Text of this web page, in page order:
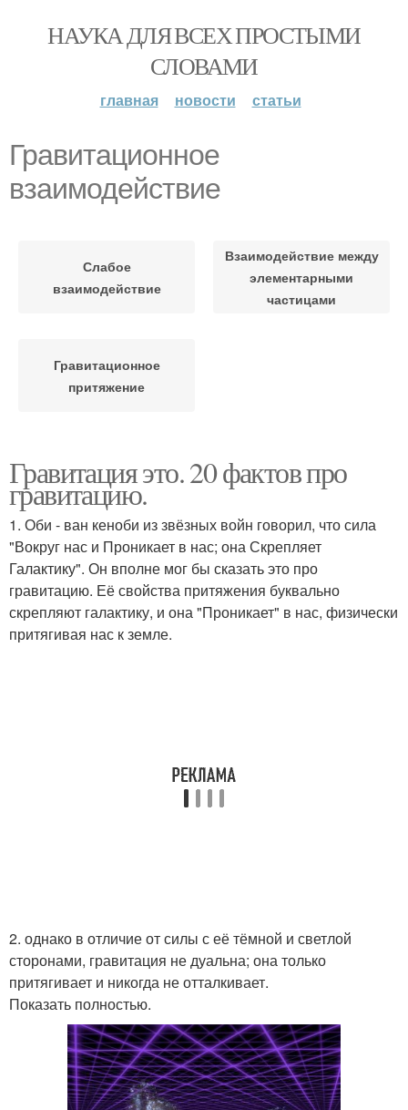
НАУКА ДЛЯ ВСЕХ ПРОСТЫМИ
СЛОВАМИ
главная новости статьи
Гравитационное
взаимодействие
Слабое
взаимодействие
Взаимодействие между
элементарными
частицами
Гравитационное
притяжение
Гравитация это. 20 фактов про
гравитацию.
1. Оби - ван кеноби из звёзных войн говорил, что сила
"Вокруг нас и Проникает в нас; она Скрепляет
Галактику". Он вполне мог бы сказать это про
гравитацию. Её свойства притяжения буквально
скрепляют галактику, и она "Проникает" в нас, физически
притягивая нас к земле.
2. однако в отличие от силы с её тёмной и светлой
сторонами, гравитация не дуальна; она только
притягивает и никогда не отталкивает.
Показать полностью.